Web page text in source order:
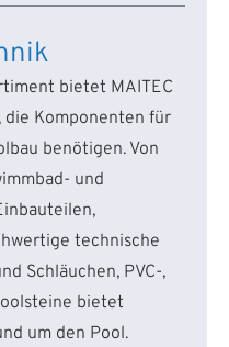
bietet MAITEC
die Komponenten für
benötigen. Von
und
technische
Schläuchen, PVC-,
bietet
um den Pool.